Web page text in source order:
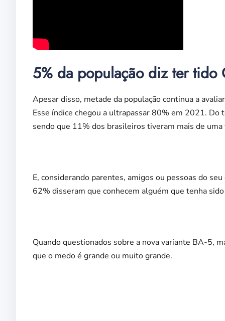
5% da população diz ter tido
Apesar disso, metade da população continua a
Esse índice chegou a ultrapassar 80% em 2021.
sendo que 11% dos brasileiros tiveram mais de
E, considerando parentes, amigos ou pessoas do
62% disseram que conhecem alguém que tenha
Quando questionados sobre a nova variante BA-5,
que o medo é grande ou muito grande.